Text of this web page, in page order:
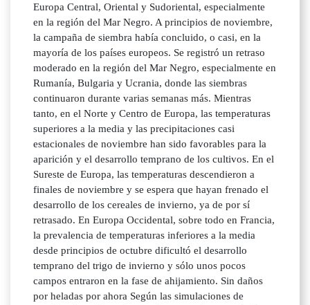
Europa Central, Oriental y Sudoriental, especialmente
en la región del Mar Negro. A principios de noviembre,
la campaña de siembra había concluido, o casi, en la
mayoría de los países europeos. Se registró un retraso
moderado en la región del Mar Negro, especialmente en
Rumanía, Bulgaria y Ucrania, donde las siembras
continuaron durante varias semanas más. Mientras
tanto, en el Norte y Centro de Europa, las temperaturas
superiores a la media y las precipitaciones casi
estacionales de noviembre han sido favorables para la
aparición y el desarrollo temprano de los cultivos. En el
Sureste de Europa, las temperaturas descendieron a
finales de noviembre y se espera que hayan frenado el
desarrollo de los cereales de invierno, ya de por sí
retrasado. En Europa Occidental, sobre todo en Francia,
la prevalencia de temperaturas inferiores a la media
desde principios de octubre dificultó el desarrollo
temprano del trigo de invierno y sólo unos pocos
campos entraron en la fase de ahijamiento. Sin daños
por heladas por ahora Según las simulaciones de